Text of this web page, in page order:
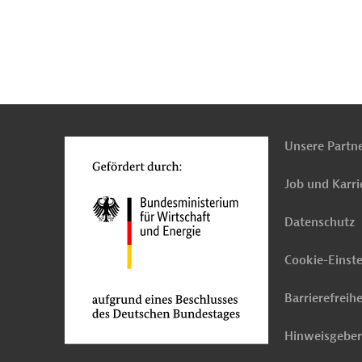
Unsere
Job und
Datenschutz
Cookie-